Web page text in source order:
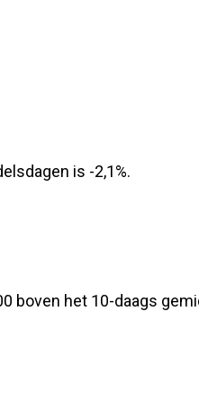
is -2,1%.
boven het 10-daags